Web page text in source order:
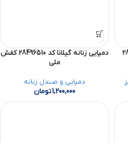
دمپایی زنانه گیلانا کد 28496510 کفش
ملی
دمپایی و صندل زنانه
1,200,000تومان